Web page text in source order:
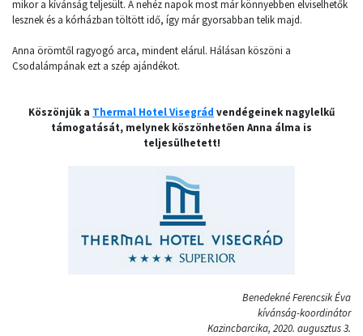
mikor a kívánság teljesült. A nehéz napok most már könnyebben elviselhetők
lesznek és a kórházban töltött idő, így már gyorsabban telik majd.
Anna örömtől ragyogó arca, mindent elárul. Hálásan köszöni a
Csodalámpának ezt a szép ajándékot.
Köszönjük a Thermal Hotel Visegrád vendégeinek nagylelkű
támogatását, melynek köszönhetően Anna álma is
teljesülhetett!
Benedekné Ferencsik Éva
kívánság-koordinátor
Kazincbarcika, 2020. augusztus 3.